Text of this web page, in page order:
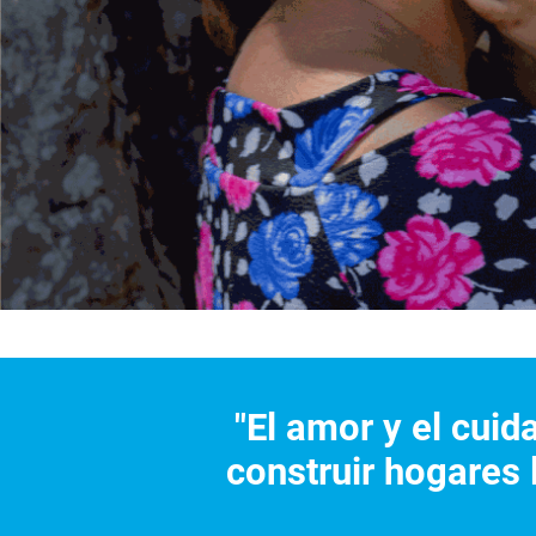
"El amor y el
construir hogares